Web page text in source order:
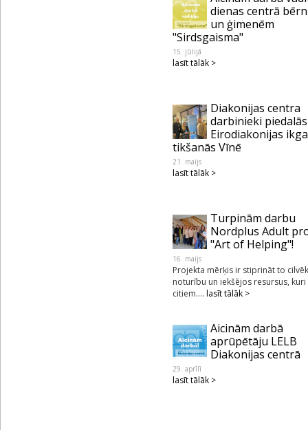
dienas centrā
un ģimenēm
"Sirdsgaisma"
15. jūlijā
lasīt tālāk >
Diakonijas centra
darbinieki piedalās
Eirodiakonijas
tikšanās Vīnē
21. maijs
lasīt tālāk >
Turpinām darbu
Nordplus Adult
"Art of Helping"!
16. maijs
Projekta mērķis ir stiprināt to
noturību un iekšējos resursus,
citiem.... lasīt tālāk >
Aicinām darbā
aprūpētāju LELB
Diakonijas centrā
29. aprīlī
lasīt tālāk >